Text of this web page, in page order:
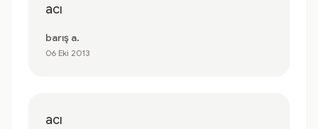
acı
barış a.
06 Eki 2013
acı